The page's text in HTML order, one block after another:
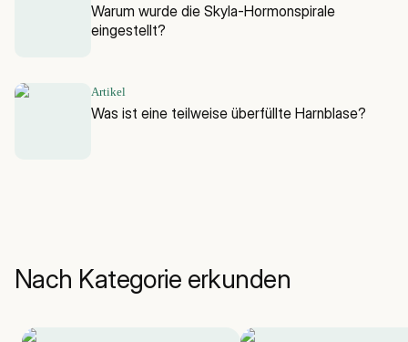
Warum wurde die Skyla-Hormonspirale
eingestellt?
Artikel
Was ist eine teilweise überfüllte Harnblase?
Nach Kategorie erkunden